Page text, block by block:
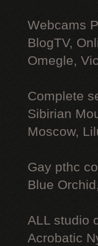
Webcams
BlogTV,
Omegle,
Complete
Sibirian
Moscow,
Gay рthс
Blue
ALL studio
Acrobatic